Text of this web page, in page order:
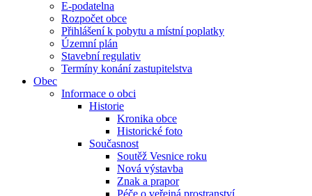
E-podatelna
Rozpočet obce
Přihlášení k pobytu a místní poplatky
Územní plán
Stavební regulativ
Termíny konání zastupitelstva
Obec
Informace o obci
Historie
Kronika obce
Historické foto
Současnost
Soutěž Vesnice roku
Nová výstavba
Znak a prapor
Péče o veřejná prostranství